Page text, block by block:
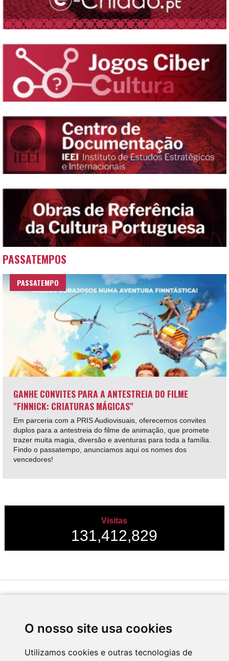
O nosso site usa cookies
Utilizamos cookies e outras tecnologias de
PASSATEMPOS
PASSATEMPO
GANHE CONVITES PARA A ANTESTREIA DO FILME
"FINNICK: CRIATURAS MÁGICAS"
Em parceria com a PRIS Audiovisuais, oferecemos convites
duplos para a antestreia do filme de animação, que promete
trazer muita magia, diversão e aventuras para toda a família.
Findo o passatempo, anunciamos aqui os nomes dos
vencedores!
Visitas
131,412,829